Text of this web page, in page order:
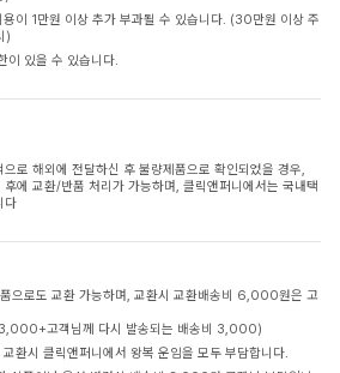
이 1만원 이상 추가 부과될 수 있습니다. (30만원 이상 주
)
이 있을 수 있습니다.
로 해외에 전달하신 후 불량제품으로 확인되었을 경우,
에 교환/반품 처리가 가능하며, 클릭앤퍼니에서는 국내택
다
으로도 교환 가능하며, 교환시 교환배송비 6,000원은 고
3,000+고객님께 다시 발송되는 배송비 3,000)
환시 클릭앤퍼니에서 왕복 운임을 모두 부담합니다.